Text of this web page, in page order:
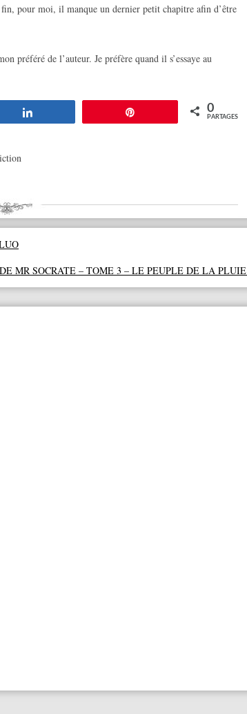
pour moi, il manque un dernier petit chapitre afin d’être
préféré de l’auteur. Je préfère quand il s’essaye au
0
PARTAGES
MR SOCRATE – TOME 3 – LE PEUPLE DE LA PLUIE